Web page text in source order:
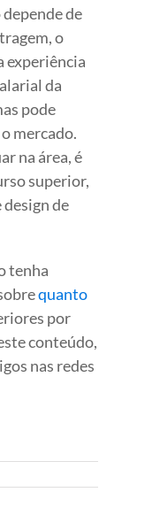
de
o
experiência
da
pode
mercado.
na área, é
superior,
de
tenha
quanto
por
conteúdo,
nas redes